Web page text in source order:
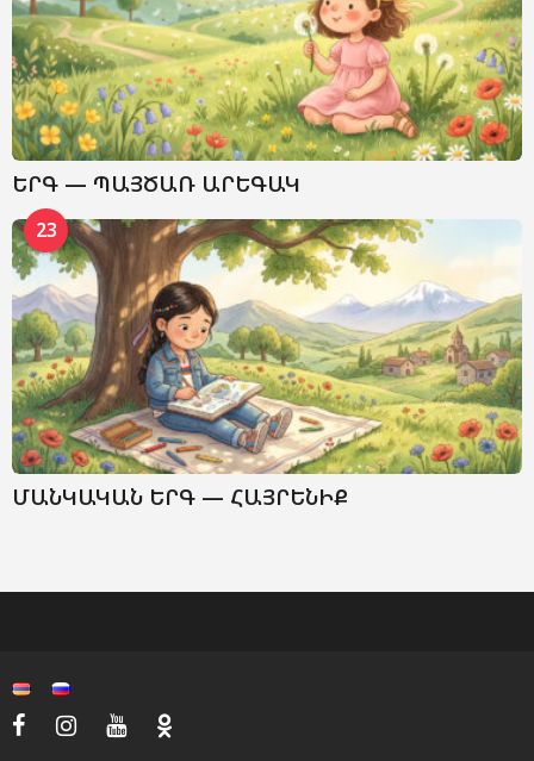
ԵՐԳ — ՊԱՅԾԱՌ ԱՐԵԳԱԿ
23
ՄԱՆԿԱԿԱՆ ԵՐԳ — ՀԱՅՐԵՆԻՔ